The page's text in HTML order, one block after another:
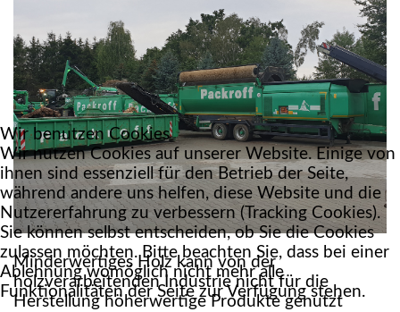
Minderwertiges Holz kann von der
holzverarbeitenden Industrie nicht für die
Herstellung höherwertige Produkte genutzt
Wir benutzen Cookies
Wir nutzen Cookies auf unserer Website. Einige von
ihnen sind essenziell für den Betrieb der Seite,
während andere uns helfen, diese Website und die
Nutzererfahrung zu verbessern (Tracking Cookies).
Sie können selbst entscheiden, ob Sie die Cookies
zulassen möchten. Bitte beachten Sie, dass bei einer
Ablehnung womöglich nicht mehr alle
Funktionalitäten der Seite zur Verfügung stehen.